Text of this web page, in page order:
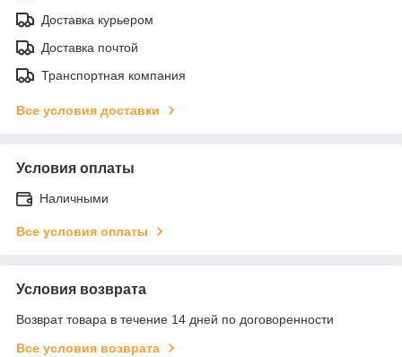
Доставка курьером
Доставка почтой
Транспортная компания
Все условия доставки
Условия оплаты
Наличными
Все условия оплаты
Условия возврата
Возврат товара в течение 14 дней по договоренности
Все условия возврата